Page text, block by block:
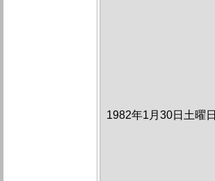
1982年1月30日土曜日